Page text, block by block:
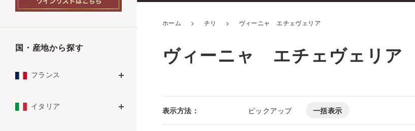
ホーム > チリ > ヴィーニャ エチェヴェリア
ヴィーニャ エチェヴェリア
表示方法： ピックアップ 一括表示
国・産地から探す
フランス
イタリア